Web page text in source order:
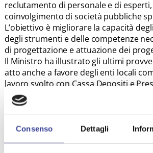
Consenso Dettagli
reclutamento di personale e di
coinvolgimento di società pubbliche
L’obiettivo è migliorare la capacità
degli strumenti e delle competenze
di progettazione e attuazione dei
Il Ministro ha illustrato gli ultimi
atto anche a favore degli enti locali
lavoro svolto con Cassa Depositi e
Invitalia con cui sono state stipulate
aventi l’obiettivo di fornire assistenza
operativo nell’attuazione dei progetti
“Dal 20 giugno scorso è online il
assistenza tecnica “Capacity Italy”,